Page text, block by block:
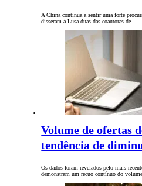
A China continua a sentir uma forte
disseram à Lusa duas das coautoras de…
Volume de ofertas
tendência de
Os dados foram revelados pelo mais
demonstram um recuo contínuo do